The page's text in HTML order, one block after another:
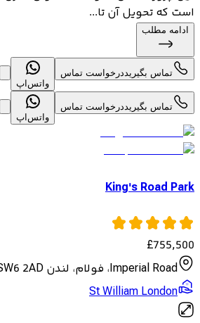
است که تحویل آن تا...
ادامه مطلب
تماس بگیریددرخواست تماس
واتس‌اپ
تماس بگیریددرخواست تماس
واتس‌اپ
King's Road Park
£755,500
Imperial Road، فولام، لندن SW6 2AD
St William London